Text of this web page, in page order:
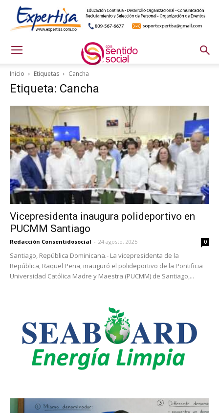
Inicio Etiquetas Cancha
Etiqueta: Cancha
Vicepresidenta inaugura polideportivo en
PUCMM Santiago
Redacción Consentidosocial - 24 agosto, 2025 0
Santiago, República Dominicana.- La vicepresidenta de la
República, Raquel Peña, inauguró el polideportivo de la Pontificia
Universidad Católica Madre y Maestra (PUCMM) de Santiago,...